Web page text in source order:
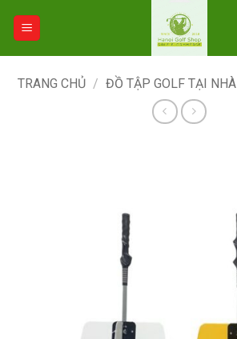
TRANG CHỦ / ĐỒ TẬP GOLF TẠI NHÀ